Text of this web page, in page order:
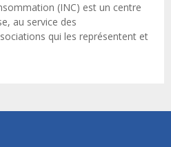
(INC) est un centre
au service des
qui les représentent et